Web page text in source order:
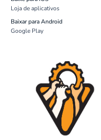
Loja de aplicativos
Baixar para Android
Google Play